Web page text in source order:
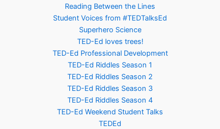
Reading Between the Lines
Student Voices from #TEDTalksEd
Superhero Science
TED-Ed loves trees!
TED-Ed Professional Development
TED-Ed Riddles Season 1
TED-Ed Riddles Season 2
TED-Ed Riddles Season 3
TED-Ed Riddles Season 4
TED-Ed Weekend Student Talks
TEDEd